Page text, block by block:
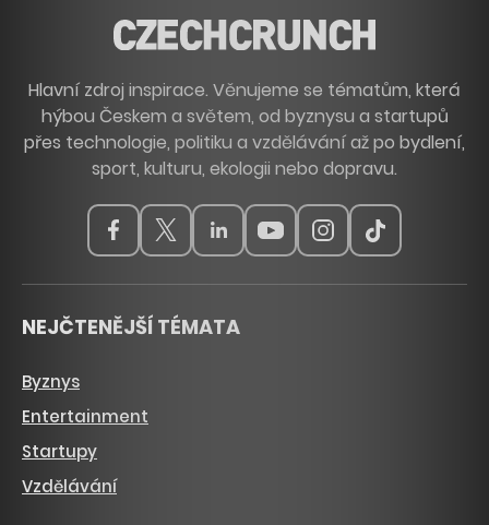
Hlavní zdroj inspirace. Věnujeme se tématům, která
hýbou Českem a světem, od byznysu a startupů
přes technologie, politiku a vzdělávání až po bydlení,
sport, kulturu, ekologii nebo dopravu.
NEJČTENĚJŠÍ TÉMATA
Byznys
Entertainment
Startupy
Vzdělávání